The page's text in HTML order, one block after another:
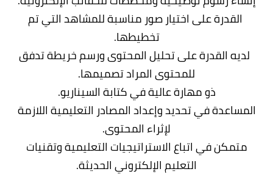
القدرة على اختيار صور مناسبة للمشاهد التي تم
تخطيطها.
لديه القدرة على تحليل المحتوى ورسم خريطة تدفق
للمحتوى المراد تصميمها.
ذو مهارة عالية في كتابة السيناريو.
المساعدة في تحديد وإعداد المصادر التعليمية اللازمة
لإثراء المحتوى.
متمكن في اتباع الاستراتيجيات التعليمية وتقنيات
التعليم الإلكتروني الحديثة.